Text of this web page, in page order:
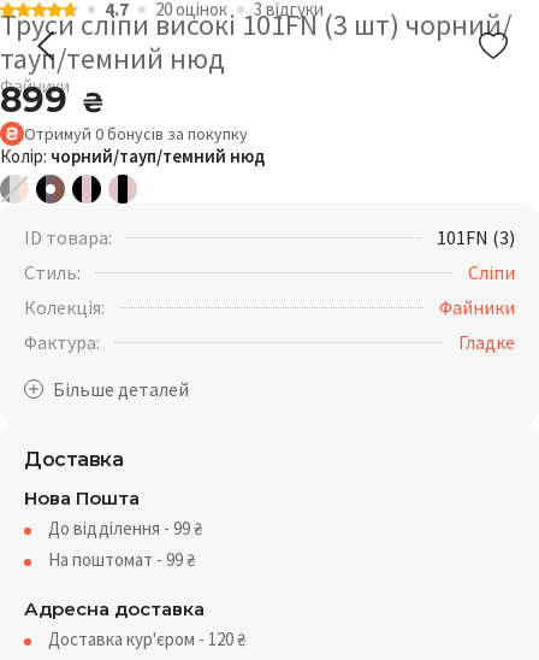
4.7 20 оцiнок 3 відгуки
Труси сліпи високі 101FN (3 шт) чорний/
тауп/темний нюд
Файники
899 ₴
Отримуй 0бонусів за покупку
Колір: чорний/тауп/темний нюд
ID товара:
101FN (3)
Стиль:
Сліпи
Колекція:
Файники
Фактура:
Гладке
Доставка
Нова Пошта
До відділення - 99₴
На поштомат - 99₴
Адресна доставка
Доставка кур'єром - 120₴